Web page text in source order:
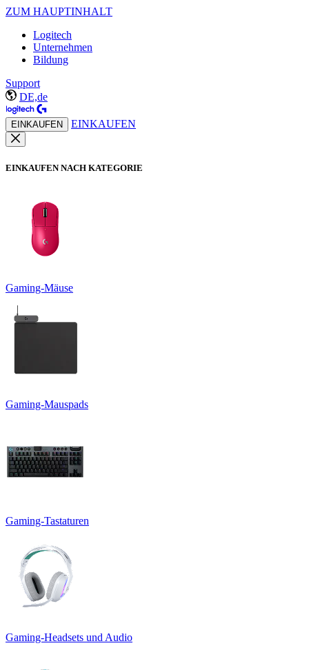
ZUM HAUPTINHALT
Logitech
Unternehmen
Bildung
Support
DE,de
EINKAUFEN EINKAUFEN
EINKAUFEN NACH KATEGORIE
Gaming-Mäuse
Gaming-Mauspads
Gaming-Tastaturen
Gaming-Headsets und Audio